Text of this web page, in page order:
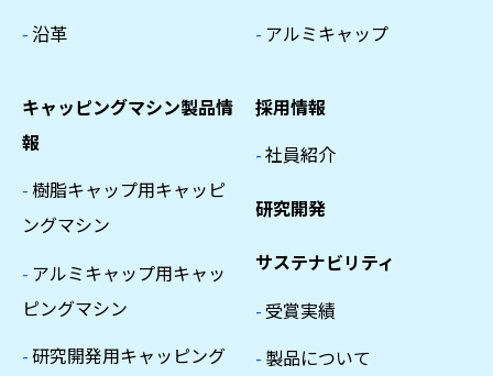
- 沿革
- アルミキャップ
キャッピングマシン製品情
報
- 樹脂キャップ用キャッピ
ングマシン
- アルミキャップ用キャッ
ピングマシン
-研究開発用キャッピング
採用情報
-社員紹介
研究開発
サステナビリティ
- 受賞実績
- 製品について